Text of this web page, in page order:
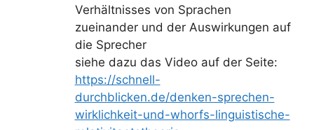
Verhältnisses von Sprachen
zueinander und der Auswirkungen auf
die Sprecher
siehe dazu das Video auf der Seite:
https://schnell-
durchblicken.de/denken-sprechen-
wirklichkeit-und-whorfs-linguistische-